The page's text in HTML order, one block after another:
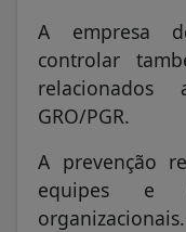
A empresa
controlar
GRO/PGR.
A prevenção
equipes e
organizacionais.